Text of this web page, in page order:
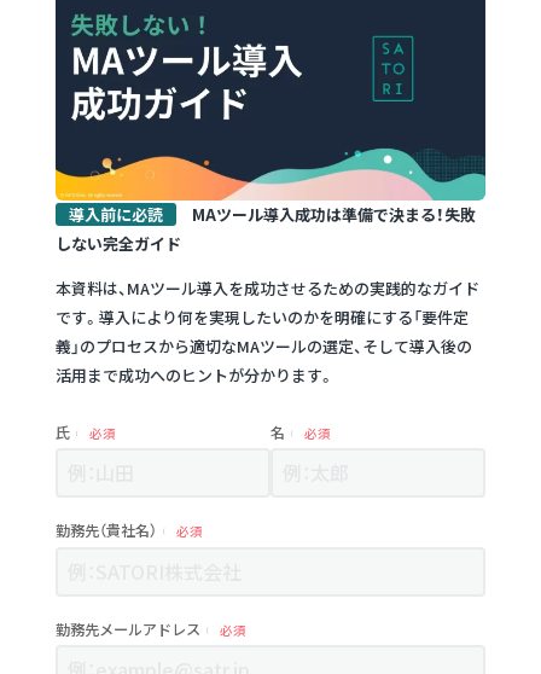
導入前に必読
MAツール導入成功は準備で決まる！失敗
しない完全ガイド
本資料は、MAツール導入を成功させるための実践的なガイド
です。導入により何を実現したいのかを明確にする「要件定
義」のプロセスから適切なMAツールの選定、そして導入後の
活用まで成功へのヒントが分かります。
氏 必須 名 必須
勤務先（貴社名） 必須
勤務先メールアドレス 必須